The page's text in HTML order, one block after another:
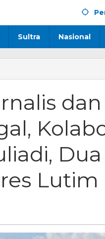
Sultra Nasional
Lutim